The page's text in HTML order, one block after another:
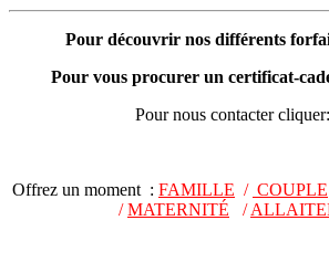
Pour découvrir nos différents
Pour vous procurer un certificat-
Pour nous contacter cliquer:
Offrez un moment : FAMILLE / COUPLE
/MATERNITÉ /